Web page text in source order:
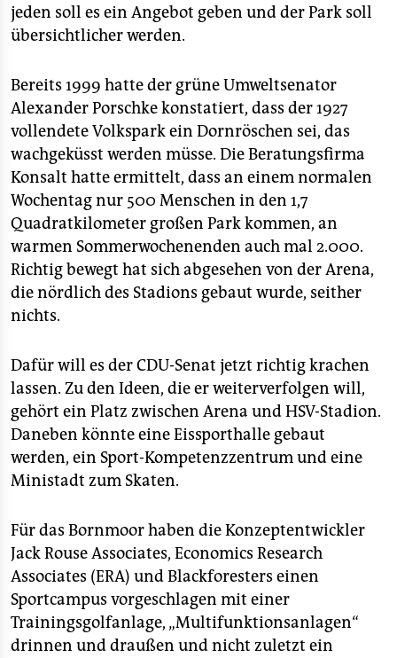
jeden soll es ein Angebot geben und der Park soll
übersichtlicher werden.
Bereits 1999 hatte der grüne Umweltsenator
Alexander Porschke konstatiert, dass der 1927
vollendete Volkspark ein Dornröschen sei, das
wachgeküsst werden müsse. Die Beratungsfirma
Konsalt hatte ermittelt, dass an einem normalen
Wochentag nur 500 Menschen in den 1,7
Quadratkilometer großen Park kommen, an
warmen Sommerwochenenden auch mal 2.000.
Richtig bewegt hat sich abgesehen von der Arena,
die nördlich des Stadions gebaut wurde, seither
nichts.
Dafür will es der CDU-Senat jetzt richtig krachen
lassen. Zu den Ideen, die er weiterverfolgen will,
gehört ein Platz zwischen Arena und HSV-Stadion.
Daneben könnte eine Eissporthalle gebaut
werden, ein Sport-Kompetenzzentrum und eine
Ministadt zum Skaten.
Für das Bornmoor haben die Konzeptentwickler
Jack Rouse Associates, Economics Research
Associates (ERA) und Blackforesters einen
Sportcampus vorgeschlagen mit einer
Trainingsgolfanlage, „Multifunktionsanlagen“
drinnen und draußen und nicht zuletzt ein